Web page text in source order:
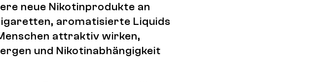
neue Nikotinprodukte an
aromatisierte Liquids
attraktiv wirken,
und Nikotinabhängigkeit